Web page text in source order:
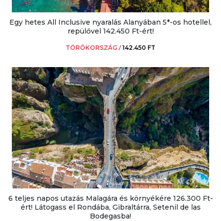
Egy hetes All Inclusive nyaralás Alanyában 5*-os hotellel,
repülővel 142.450 Ft-ért!
TÖRÖKORSZÁG /142.450 FT
6 teljes napos utazás Malagára és környékére 126.300 Ft-
ért! Látogass el Rondába, Gibraltárra, Setenil de las
Bodegasba!